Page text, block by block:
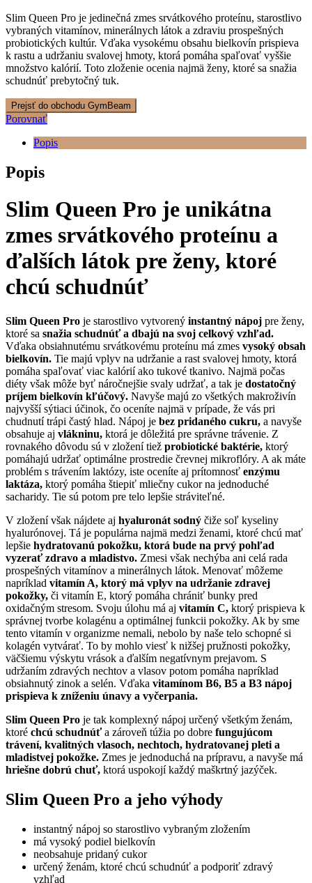
Slim Queen Pro je jedinečná zmes srvátkového proteínu, starostlivo
vybraných vitamínov, minerálnych látok a zdraviu prospešných
probiotických kultúr. Vďaka vysokému obsahu bielkovín prispieva
k rastu a udržaniu svalovej hmoty, ktorá pomáha spaľovať vyššie
množstvo kalórií. Toto zloženie ocenia najmä ženy, ktoré sa snažia
schudnúť prebytočný tuk.
Prejsť do obchodu GymBeam
Porovnať
Popis
Popis
Slim Queen Pro je unikátna
zmes srvátkového proteínu a
ďalších látok pre ženy, ktoré
chcú schudnúť
Slim Queen Pro je starostlivo vytvorený instantný nápoj pre ženy,
ktoré sa snažia schudnúť a dbajú na svoj celkový vzhľad.
Vďaka obsiahnutému srvátkovému proteínu má zmes vysoký obsah
bielkovín. Tie majú vplyv na udržanie a rast svalovej hmoty, ktorá
pomáha spaľovať viac kalórií ako tukové tkanivo. Najmä počas
diéty však môže byť náročnejšie svaly udržať, a tak je dostatočný
príjem bielkovín kľúčový. Navyše majú zo všetkých makroživín
najvyšší sýtiaci účinok, čo oceníte najmä v prípade, že vás pri
chudnutí trápi častý hlad. Nápoj je bez pridaného cukru, a navyše
obsahuje aj vlákninu, ktorá je dôležitá pre správne trávenie. Z
rovnakého dôvodu sú v zložení tiež probiotické baktérie, ktorý
pomáhajú udržať optimálne prostredie črevnej mikroflóry. A ak máte
problém s trávením laktózy, iste oceníte aj prítomnosť enzýmu
laktáza, ktorý pomáha štiepiť mliečny cukor na jednoduché
sacharidy. Tie sú potom pre telo lepšie stráviteľné.
V zložení však nájdete aj hyaluronát sodný čiže soľ kyseliny
hyalurónovej. Tá je populárna najmä medzi ženami, ktoré chcú mať
lepšie hydratovanú pokožku, ktorá bude na prvý pohľad
vyzerať zdravo a mladistvo. Zmesi však nechýba ani celá rada
prospešných vitamínov a minerálnych látok. Menovať môžeme
napríklad vitamín A, ktorý má vplyv na udržanie zdravej
pokožky, či vitamín E, ktorý pomáha chrániť bunky pred
oxidačným stresom. Svoju úlohu má aj vitamín C, ktorý prispieva k
správnej tvorbe kolagénu a optimálnej funkcii pokožky. Ak by sme
tento vitamín v organizme nemali, nebolo by naše telo schopné si
kolagén vytvárať. To by mohlo viesť k nižšej pružnosti pokožky,
väčšiemu výskytu vrások a ďalším negatívnym prejavom. S
udržaním zdravých nechtov a vlasov potom pomáha napríklad
obsiahnutý zinok a selén. Vďaka vitamínom B6, B5 a B3 nápoj
prispieva k zníženiu únavy a vyčerpania.
Slim Queen Pro je tak komplexný nápoj určený všetkým ženám,
ktoré chcú schudnúťa zároveň túžia po dobre fungujúcom
trávení, kvalitných vlasoch, nechtoch, hydratovanej pleti a
mladistvej pokožke. Zmes je jednoduchá na prípravu, a navyše má
hriešne dobrú chuť, ktorá uspokojí každý maškrtný jazýček.
Slim Queen Pro a jeho výhody
instantný nápoj so starostlivo vybraným zložením
má vysoký podiel bielkovín
neobsahuje pridaný cukor
určený ženám, ktoré chcú schudnúť a podporiť zdravý
vzhľad